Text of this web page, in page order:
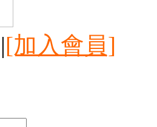
|[加入會員]